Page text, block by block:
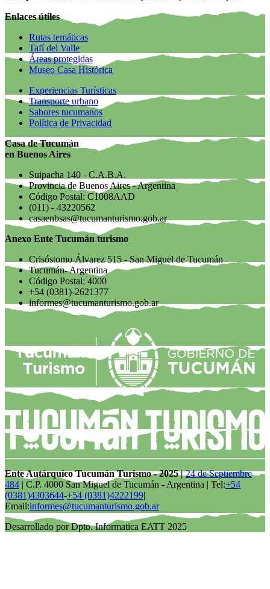
Enlaces útiles
Rutas temáticas
Tafí del Valle
Áreas protegidas
Museo Casa Histórica
Experiencias Turísticas
Transporte urbano
Sabores tucumanos
Política de Privacidad
Casa de Tucumán
en Buenos Aires
Suipacha 140 - C.A.B.A.
Provincia de Buenos Aires - Argentina
Código Postal: C1008AAD
(011) - 43220562
casaenbsas@tucumanturismo.gob.ar
Anexo Ente Tucumán turismo
Crisóstomo Álvarez 515 - San Miguel de Tucumán
Tucumán- Argentina
Código Postal: 4000
+54 (0381)-2621377
informes@tucumanturismo.gob.ar
Ente Autárquico Tucumán Turismo - 2025 |24 de Septiembre
484 | C.P. 4000 San Miguel de Tucumán - Argentina | Tel:+54
(0381)4303644-+54 (0381)4222199|
Email:informes@tucumanturismo.gob.ar
Desarrollado por Dpto. Informatica EATT 2025